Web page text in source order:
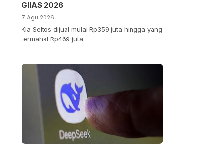
GIIAS 2026
7 Agu 2026
Kia Seltos dijual mulai Rp359 juta hingga yang
termahal Rp469 juta.